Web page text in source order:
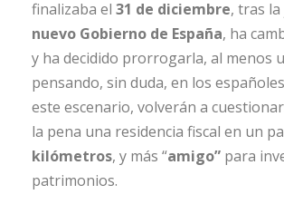
finalizaba el 31 de diciembre, tras
nuevo Gobierno de España, ha
y ha decidido prorrogarla, al menos
pensando, sin duda, en los
este escenario, volverán a
la pena una residencia fiscal en un
kilómetros, y más “amigo” para
patrimonios.